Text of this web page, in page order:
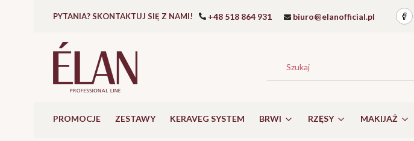
PYTANIA? SKONTAKTUJ SIĘ Z NAMI! +48 518 864 931 biuro@elanofficial.pl
PROMOCJE ZESTAWY KERAVEG SYSTEM BRWI RZĘSY MAKIJAŻ